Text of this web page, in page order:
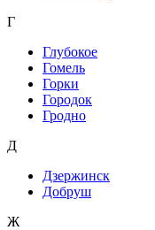
Г
Глубокое
Гомель
Горки
Городок
Гродно
Д
Дзержинск
Добруш
Ж